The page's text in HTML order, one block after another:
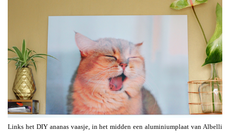
Links het DIY ananas vaasje, in het midden een aluminiumplaat van Albelli